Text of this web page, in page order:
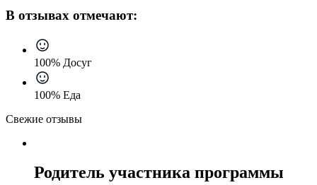
В отзывах отмечают:
100% Досуг
100% Еда
Свежие отзывы
Родитель участника программы